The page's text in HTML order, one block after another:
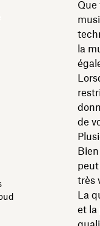
Que
la
de
très
La
et la